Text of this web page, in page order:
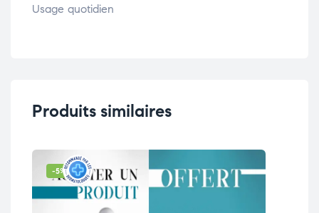
Usage quotidien
Produits similaires
-5% OFF